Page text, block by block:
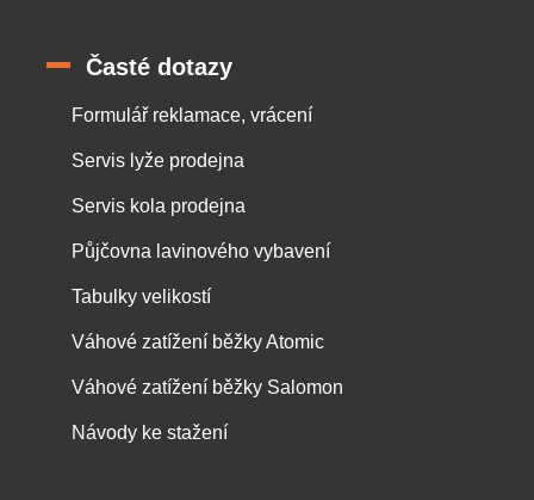
Časté dotazy
Formulář reklamace, vrácení
Servis lyže prodejna
Servis kola prodejna
Půjčovna lavinového vybavení
Tabulky velikostí
Váhové zatížení běžky Atomic
Váhové zatížení běžky Salomon
Návody ke stažení